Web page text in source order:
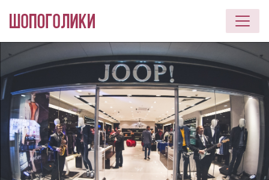
Перейти к основному содержанию